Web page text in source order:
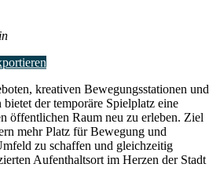
kreativen Bewegungsstationen und
der temporäre Spielplatz eine
öffentlichen Raum neu zu erleben. Ziel
mehr Platz für Bewegung und
zu schaffen und gleichzeitig
Aufenthaltsort im Herzen der Stadt